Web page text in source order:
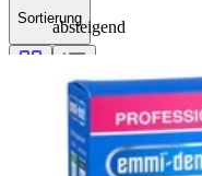
Sortierung
Filterung
absteigend